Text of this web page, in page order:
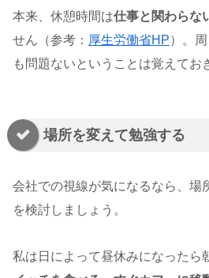
本来、休憩時間は仕事と関わらな
せん（参考： 厚生労働省HP）。
も問題ないということは覚えてお
場所を変えて勉強する
会社での視線が気になるなら、場
を検討しましょう。
私は日によって昼休みになったら